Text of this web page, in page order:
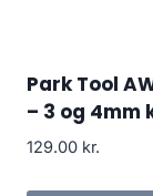
Park Tool
– 3 og 4mm
129.00 kr.